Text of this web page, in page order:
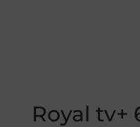
Royal tv+